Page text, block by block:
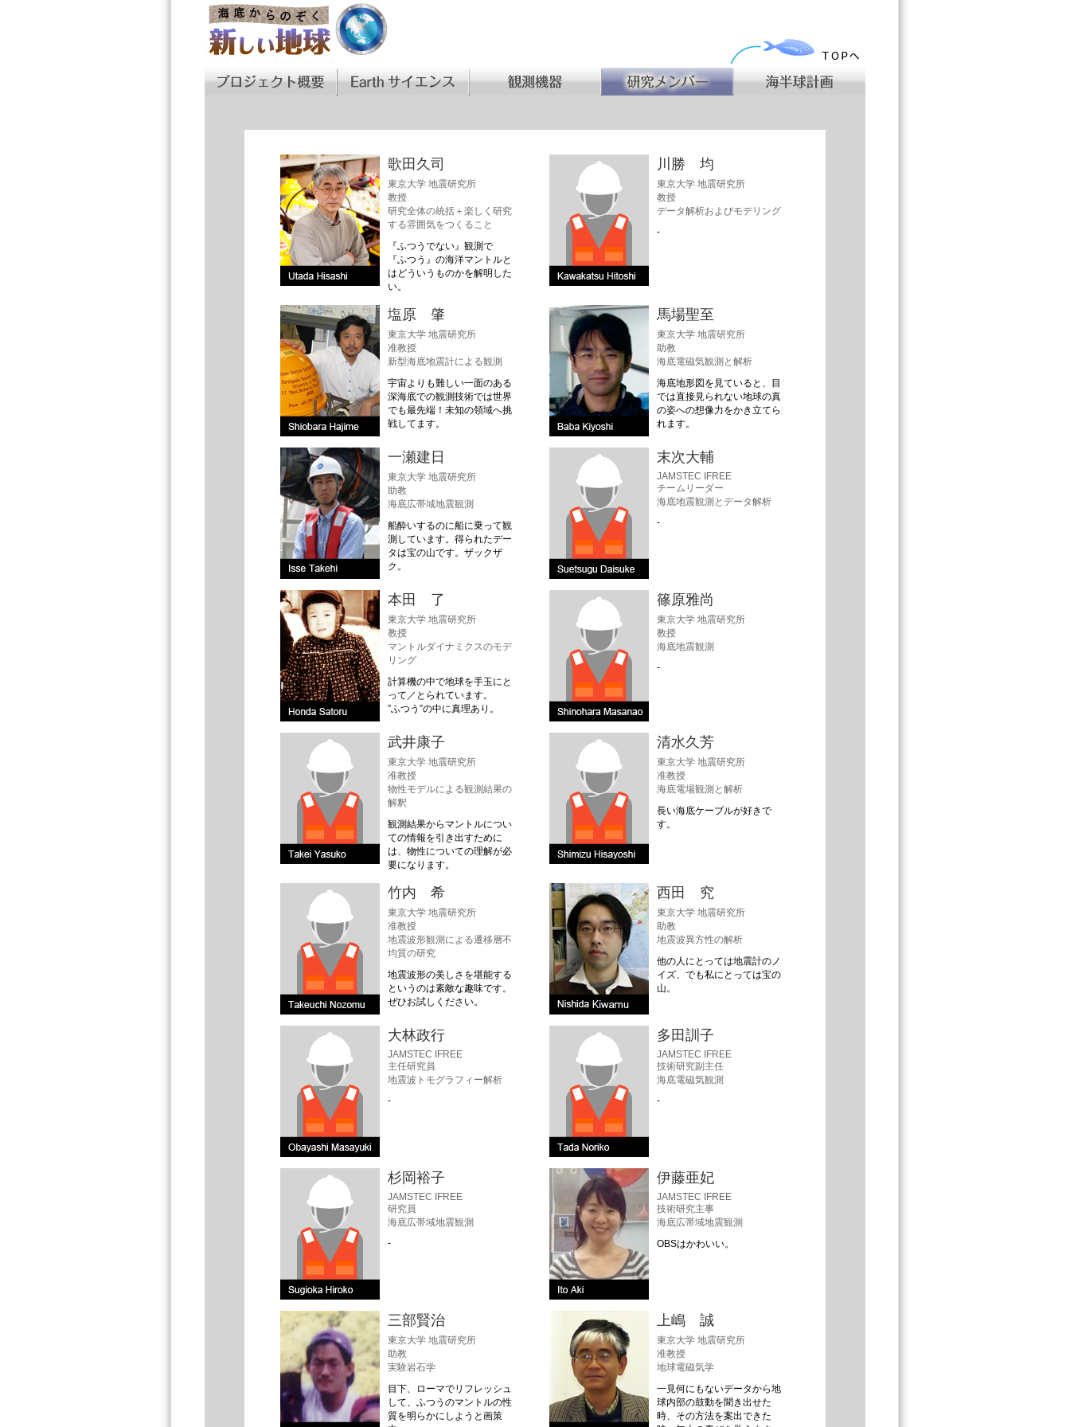
歌田久司
東京大学 地震研究所
教授
研究全体の統括＋楽しく研究
する雰囲気をつくること
『ふつうでない』観測で
『ふつう』の海洋マントルと
はどういうものかを解明した
い。
川勝 均
東京大学 地震研究所
教授
データ解析およびモデリング
-
塩原 肇
東京大学 地震研究所
准教授
新型海底地震計による観測
宇宙よりも難しい一面のある
深海底での観測技術では世界
でも最先端！未知の領域へ挑
戦してます。
馬場聖至
東京大学 地震研究所
助教
海底電磁気観測と解析
海底地形図を見ていると、目
では直接見られない地球の真
の姿への想像力をかき立てら
れます。
一瀬建日
東京大学 地震研究所
助教
海底広帯域地震観測
船酔いするのに船に乗って観
測しています。得られたデー
タは宝の山です。ザックザ
ク。
末次大輔
JAMSTEC IFREE
チームリーダー
海底地震観測とデータ解析
-
本田 了
東京大学 地震研究所
教授
マントルダイナミクスのモデ
リング
計算機の中で地球を手玉にと
って／とられています。
”ふつう”の中に真理あり。
篠原雅尚
東京大学 地震研究所
教授
海底地震観測
-
武井康子
東京大学 地震研究所
准教授
物性モデルによる観測結果の
解釈
観測結果からマントルについ
ての情報を引き出すために
は、物性についての理解が必
要になります。
清水久芳
東京大学 地震研究所
准教授
海底電場観測と解析
長い海底ケーブルが好きで
す。
竹内 希
東京大学 地震研究所
准教授
地震波形観測による遷移層不
均質の研究
地震波形の美しさを堪能する
というのは素敵な趣味です。
ぜひお試しください。
西田 究
東京大学 地震研究所
助教
地震波異方性の解析
他の人にとっては地震計のノ
イズ、でも私にとっては宝の
山。
大林政行
JAMSTEC IFREE
主任研究員
地震波トモグラフィー解析
-
多田訓子
JAMSTEC IFREE
技術研究副主任
海底電磁気観測
-
杉岡裕子
JAMSTEC IFREE
研究員
海底広帯域地震観測
-
伊藤亜妃
JAMSTEC IFREE
技術研究主事
海底広帯域地震観測
OBSはかわいい。
三部賢治
東京大学 地震研究所
助教
実験岩石学
目下、ローマでリフレッシュ
して、ふつうのマントルの性
質を明らかにしようと画策
上嶋 誠
東京大学 地震研究所
准教授
地球電磁気学
一見何にもないデータから地
球内部の鼓動を聞き出せた
時、その方法を案出できた